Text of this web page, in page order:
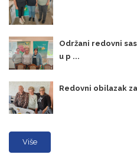
Održani redovni
u p ...
Redovni obilazak
Više